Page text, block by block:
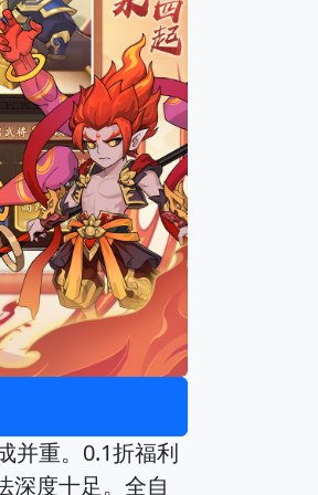
并重。0.1折福利
深度十足。全自